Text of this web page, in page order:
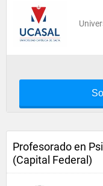
Profesorado en
(Capital Federal)